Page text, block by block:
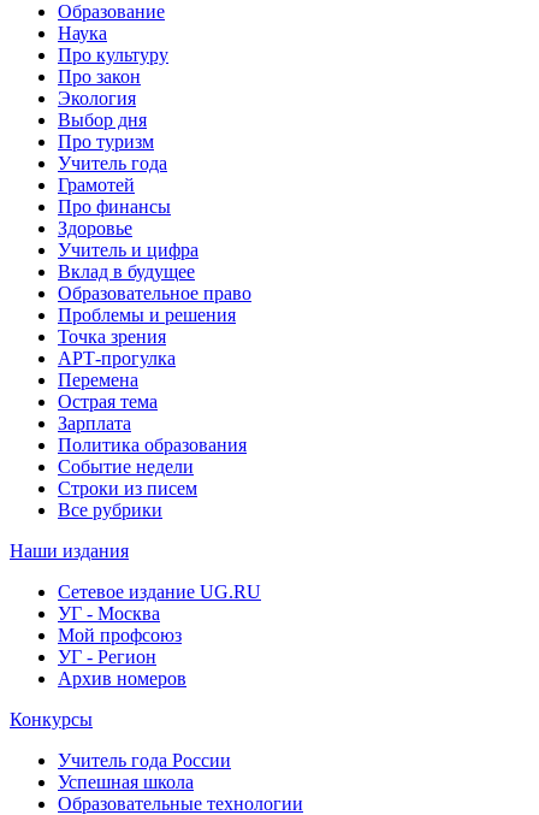
Образование
Наука
Про культуру
Про закон
Экология
Выбор дня
Про туризм
Учитель года
Грамотей
Про финансы
Здоровье
Учитель и цифра
Вклад в будущее
Образовательное право
Проблемы и решения
Точка зрения
АРТ-прогулка
Перемена
Острая тема
Зарплата
Политика образования
Событие недели
Строки из писем
Все рубрики
Наши издания
Сетевое издание UG.RU
УГ - Москва
Мой профсоюз
УГ - Регион
Архив номеров
Конкурсы
Учитель года России
Успешная школа
Образовательные технологии